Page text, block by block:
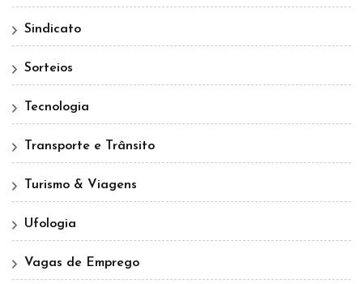
Sindicato
Sorteios
Tecnologia
Transporte e Trânsito
Turismo & Viagens
Ufologia
Vagas de Emprego